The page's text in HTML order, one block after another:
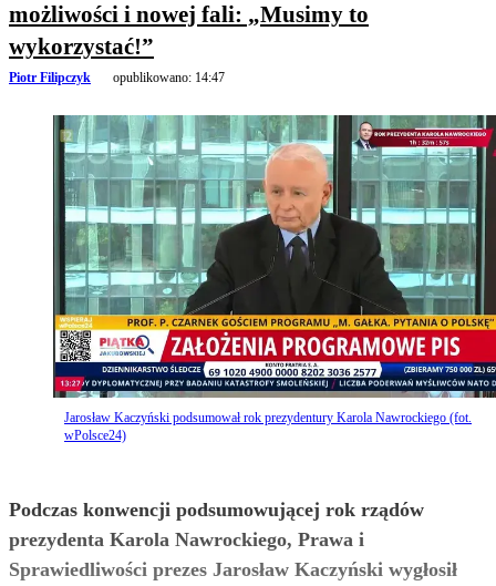
możliwości i nowej fali: „Musimy to
wykorzystać!”
Piotr Filipczyk opublikowano: 14:47
Jarosław Kaczyński podsumował rok prezydentury Karola Nawrockiego (fot.
wPolsce24)
Podczas konwencji podsumowującej rok rządów
prezydenta Karola Nawrockiego, Prawa i
Sprawiedliwości prezes Jarosław Kaczyński wygłosił